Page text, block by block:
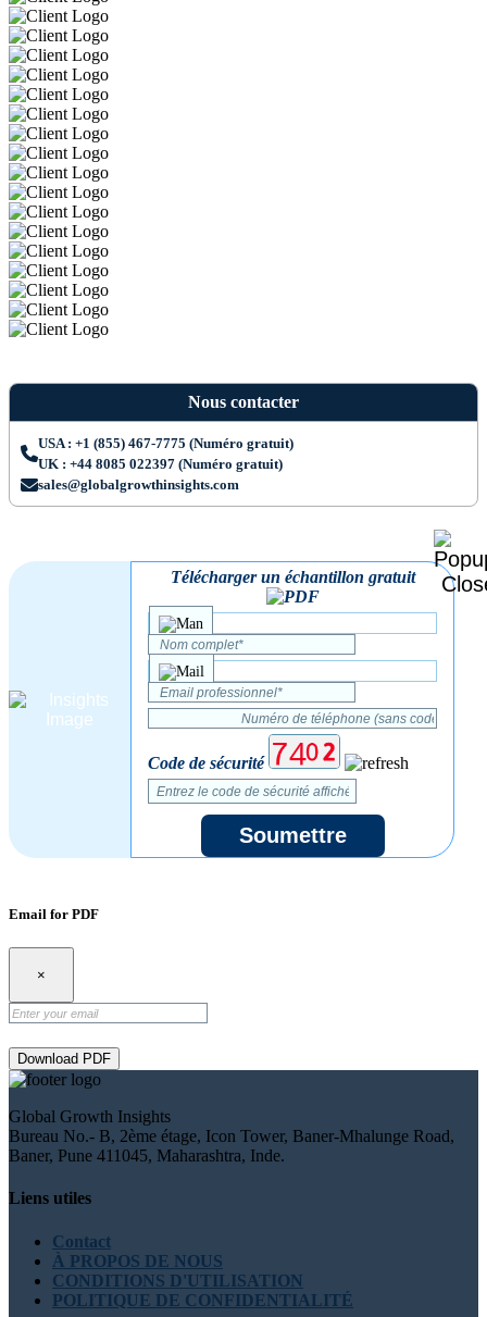
Nous contacter
USA : +1 (855) 467-7775 (Numéro gratuit)
UK : +44 8085 022397 (Numéro gratuit)
sales@globalgrowthinsights.com
Télécharger un échantillon gratuit
Code de sécurité
Soumettre
Email for PDF
×
Download PDF
Global Growth Insights
Bureau No.- B, 2ème étage, Icon Tower, Baner-Mhalunge Road,
Baner, Pune 411045, Maharashtra, Inde.
Liens utiles
Contact
À PROPOS DE NOUS
CONDITIONS D'UTILISATION
POLITIQUE DE CONFIDENTIALITÉ